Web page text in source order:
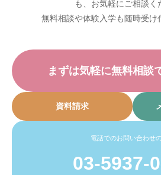
も、お気軽にご相談く
無料相談や体験入学も随時受け
まずは気軽に無料相談
資料請求
電話でのお問い合わせ
03-5937-